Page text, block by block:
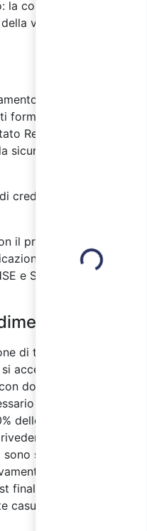
la costruzione, la
verifica di
RSPP e ASPP.
formativi ai sensi
Regioni del
sicurezza ai sensi
crediti formativi pari
il presente corso sono
delle
e Specialista HSE ai
di tutti i moduli
accede al test di
domande a risposta
rispondere
delle domande, in
i moduli in cui si
state date risposte
il test finale.
finale le domande
casualmente
Loading...